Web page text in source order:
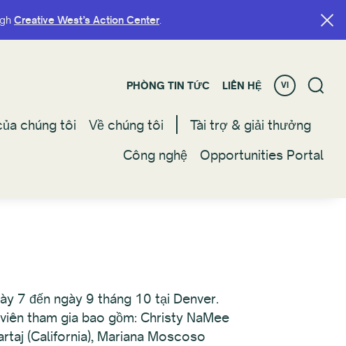
Creative West’s Action Center.
PHÒNG TIN TỨC LIÊN HỆ VI
chúng tôi Về chúng tôi
Tài trợ & giải thưởng
Công nghệ
Opportunities Portal
Creative West’s Action Center.
PHÒNG TIN TỨC LIÊN HỆ VI
chúng tôi Về chúng tôi
Tài trợ & giải thưởng
Công nghệ
Opportunities Portal
7 đến ngày 9 tháng 10 tại Denver.
tham gia bao gồm: Christy NaMee
(California), Mariana Moscoso